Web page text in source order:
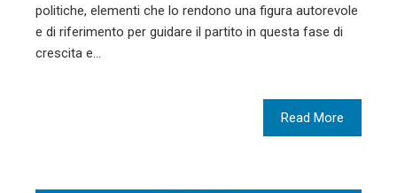
politiche, elementi che lo rendono una figura autorevole
e di riferimento per guidare il partito in questa fase di
crescita e…
Read More